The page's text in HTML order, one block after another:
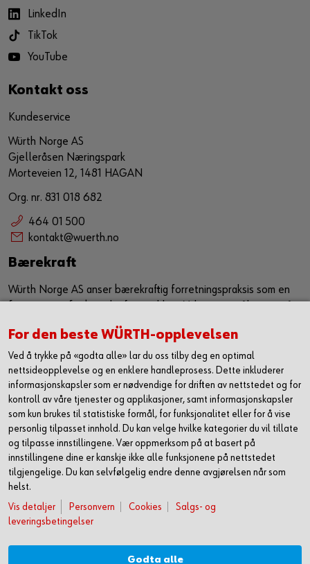
LinkedIn
TikTok
YouTube
Kontakt oss
Kundeservice
Würth Norge AS
Gjelleråsen Næringspark
Morteveien 12, 1481 HAGAN
Org. nr. 831 018 682
464 01 500
kontakt@wuerth.no
Bærekraft
Würth Norge AS anser bærekraftig forretningspraksis som en
jobber sammen med vår eksiterende strategi for å ytterligere
forbedre, samt utvikle våre leveranser i markedet. Vi ønsker
med dette å utgjøre en positiv påvirkning både på samfunn og
miljø.
Les mer om hvordan vi jobber med HMS og
bærekraft
For den beste WÜRTH-opplevelsen
Ved å trykke på «godta alle» lar du oss tilby deg en optimal
nettsideopplevelse og en enklere handleprosess. Dette inkluderer
informasjonskapsler som er nødvendige for driften av nettstedet og for
kontroll av våre tjenester og applikasjoner, samt informasjonskapsler
som kun brukes til statistiske formål, for funksjonalitet eller for å vise
personlig tilpasset innhold. Du kan velge hvilke kategorier du vil tillate
og tilpasse innstillingene. Vær oppmerksom på at basert på
innstillingene dine er kanskje ikke alle funksjonene på nettstedet
tilgjengelige. Du kan selvfølgelig endre denne avgjørelsen når som
helst.
Vis detaljer
Personvern Cookies
Salgs- og
leveringsbetingelser
Godta alle